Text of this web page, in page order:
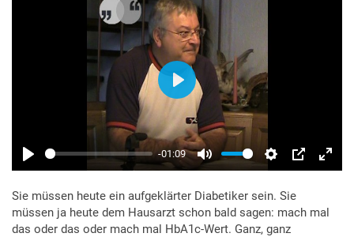
Sie müssen heute ein aufgeklärter Diabetiker sein. Sie
müssen ja heute dem Hausarzt schon bald sagen: mach mal
das oder das oder mach mal HbA1c-Wert. Ganz, ganz